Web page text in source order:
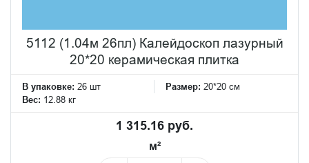
5112 (1.04м 26пл) Калейдоскоп лазурный
20*20 керамическая плитка
В упаковке: 26 шт Размер: 20*20 см
Вес: 12.88 кг
1 315.16 руб.
м²